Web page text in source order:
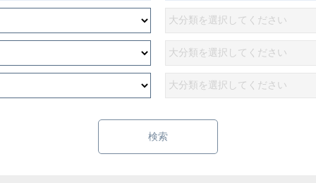
検索